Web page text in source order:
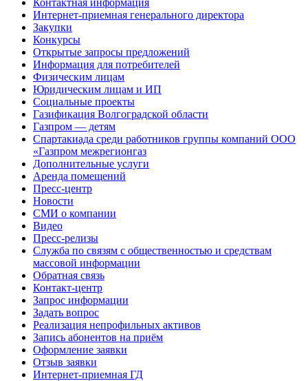
Контактная информация
Интернет-приемная генерального директора
Закупки
Конкурсы
Открытые запросы предложений
Информация для потребителей
Физическим лицам
Юридическим лицам и ИП
Социальные проекты
Газификация Волгоградской области
Газпром — детям
Спартакиада среди работников группы компаний ООО
«Газпром межрегионгаз
Дополнительные услуги
Аренда помещений
Пресс-центр
Новости
СМИ о компании
Видео
Пресс-релизы
Служба по связям с общественностью и средствам
массовой информации
Обратная связь
Контакт-центр
Запрос информации
Задать вопрос
Реализация непрофильных активов
Запись абонентов на приём
Оформление заявки
Отзыв заявки
Интернет-приемная ГД